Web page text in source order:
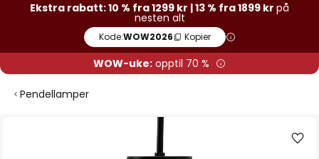
Ekstra rabatt: 10 % fra 1299 kr | 13 % fra 1899 kr på
nesten alt
Kode:WOW2026 Kopier
WOW-uke: opptil 70 %
Pendellamper